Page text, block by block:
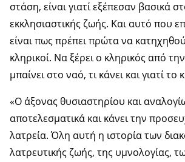
στάση, είναι γιατί εξέπεσαν βασικά
εκκλησιαστικής ζωής. Και αυτό που
είναι πως πρέπει πρώτα να
κληρικοί. Να ξέρει ο κληρικός από
μπαίνει στο ναό, τι κάνει και γιατί το
«Ο άξονας θυσιαστηρίου και
αποτελεσματικά και κάνει την
λατρεία. Όλη αυτή η ιστορία των
λατρευτικής ζωής, της υμνολογίας,